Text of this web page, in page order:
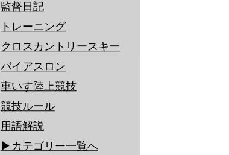
監督日記
トレーニング
クロスカントリースキー
バイアスロン
車いす陸上競技
競技ルール
用語解説
▶︎カテゴリー一覧へ